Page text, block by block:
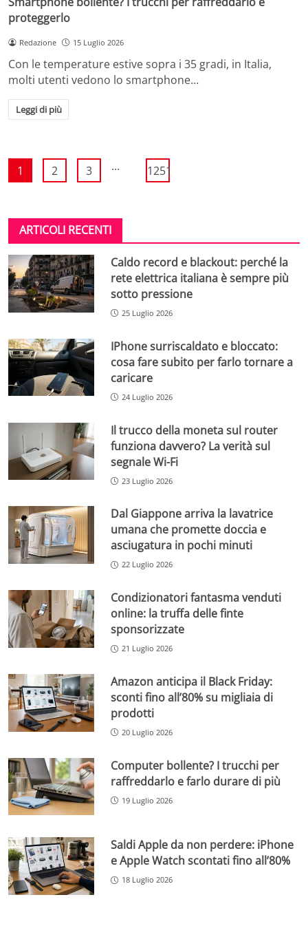
proteggerlo
Redazione 15 Luglio 2026
Con le temperature estive sopra i 35 gradi, in Italia,
molti utenti vedono lo smartphone…
Leggi di più
1 2 3 ... 1251
ARTICOLI RECENTI
Caldo record e blackout: perché la
rete elettrica italiana è sempre più
sotto pressione
25 Luglio 2026
IPhone surriscaldato e bloccato:
cosa fare subito per farlo tornare a
caricare
24 Luglio 2026
Il trucco della moneta sul router
funziona davvero? La verità sul
segnale Wi-Fi
23 Luglio 2026
Dal Giappone arriva la lavatrice
umana che promette doccia e
asciugatura in pochi minuti
22 Luglio 2026
Condizionatori fantasma venduti
online: la truffa delle finte
sponsorizzate
21 Luglio 2026
Amazon anticipa il Black Friday:
sconti fino all’80% su migliaia di
prodotti
20 Luglio 2026
Computer bollente? I trucchi per
raffreddarlo e farlo durare di più
19 Luglio 2026
Saldi Apple da non perdere: iPhone
e Apple Watch scontati fino all’80%
18 Luglio 2026